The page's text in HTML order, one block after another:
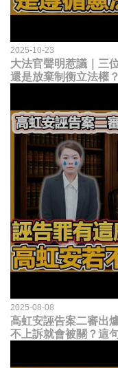
2025-10-23
大法官聲明惹議｜三
還是放棄制衡立法權？
2025-08-08
高虹安誣告案二審出
不上訴就會被關？這